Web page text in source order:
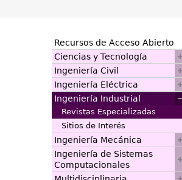
Recursos de Acceso Abierto
Ciencias y Tecnología
Ingeniería Civil
Ingeniería Eléctrica
Ingeniería Industrial
Revistas Especializadas
Sitios de Interés
Ingeniería Mecánica
Ingeniería de Sistemas
Computacionales